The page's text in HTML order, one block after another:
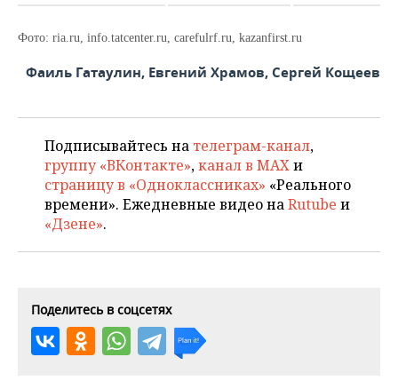
Фото: ria.ru, info.tatcenter.ru, carefulrf.ru, kazanfirst.ru
Фаиль Гатаулин, Евгений Храмов, Сергей Кощеев
Подписывайтесь на телеграм-канал,
группу «ВКонтакте»,канал в MAXи
страницу в «Одноклассниках» «Реального
времени». Ежедневные видео наRutube и
«Дзене».
Поделитесь в соцсетях